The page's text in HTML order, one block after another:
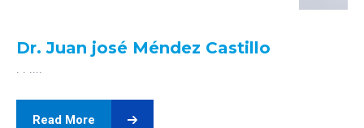
Dr. Juan josé Méndez Castillo
Read More